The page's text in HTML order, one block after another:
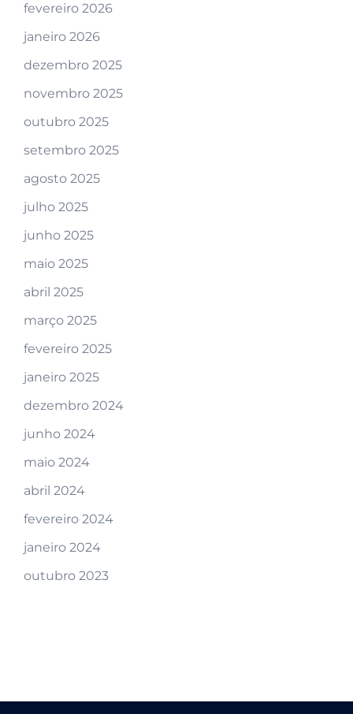
fevereiro 2026
janeiro 2026
dezembro 2025
novembro 2025
outubro 2025
setembro 2025
agosto 2025
julho 2025
junho 2025
maio 2025
abril 2025
março 2025
fevereiro 2025
janeiro 2025
dezembro 2024
junho 2024
maio 2024
abril 2024
fevereiro 2024
janeiro 2024
outubro 2023